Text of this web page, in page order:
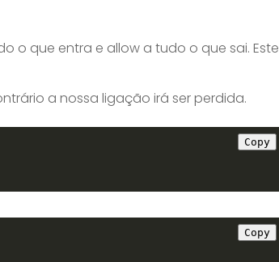
o que entra e allow a tudo o que sai. Este
a nossa ligação irá ser perdida.
Copy
Copy